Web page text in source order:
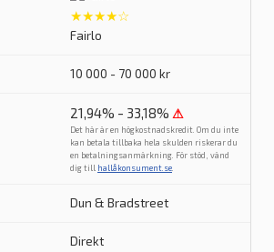
★★★★☆
Fairlo
10 000 - 70 000 kr
21,94% - 33,18% ⚠
Det här är en högkostnadskredit. Om du inte
kan betala tillbaka hela skulden riskerar du
en betalningsanmärkning. För stöd, vänd
dig till hallåkonsument.se
Dun & Bradstreet
Direkt